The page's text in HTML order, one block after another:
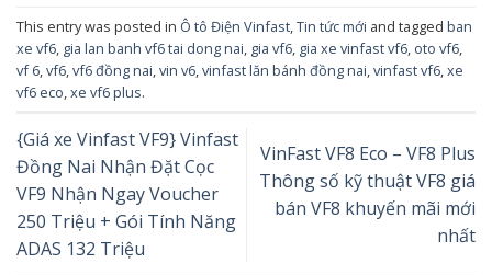
This entry was posted in Ô tô Điện Vinfast Tin tức mới and tagged ban
xe vf6 gia lan banh vf6 tai dong nai gia vf6 gia xe vinfast vf6 oto vf6
vf 6 vf6 vf6 đồng nai vin v6 vinfast lăn bánh đồng nai vinfast vf6 xe
vf6 eco xe vf6 plus.
{Giá xe Vinfast VF9} Vinfast
Đồng Nai Nhận Đặt Cọc
VF9 Nhận Ngay Voucher
250 Triệu + Gói Tính Năng
ADAS 132 Triệu
VinFast VF8 Eco – VF8 Plus
Thông số kỹ thuật VF8 giá
bán VF8 khuyến mãi mới
nhất